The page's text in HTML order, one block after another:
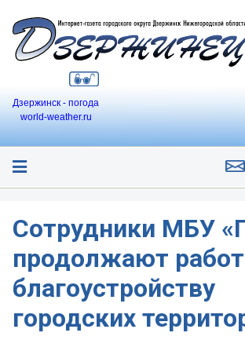
Дзержинск - погода
world-weather.ru
Сотрудники МБУ
продолжают
благоустройству
городских